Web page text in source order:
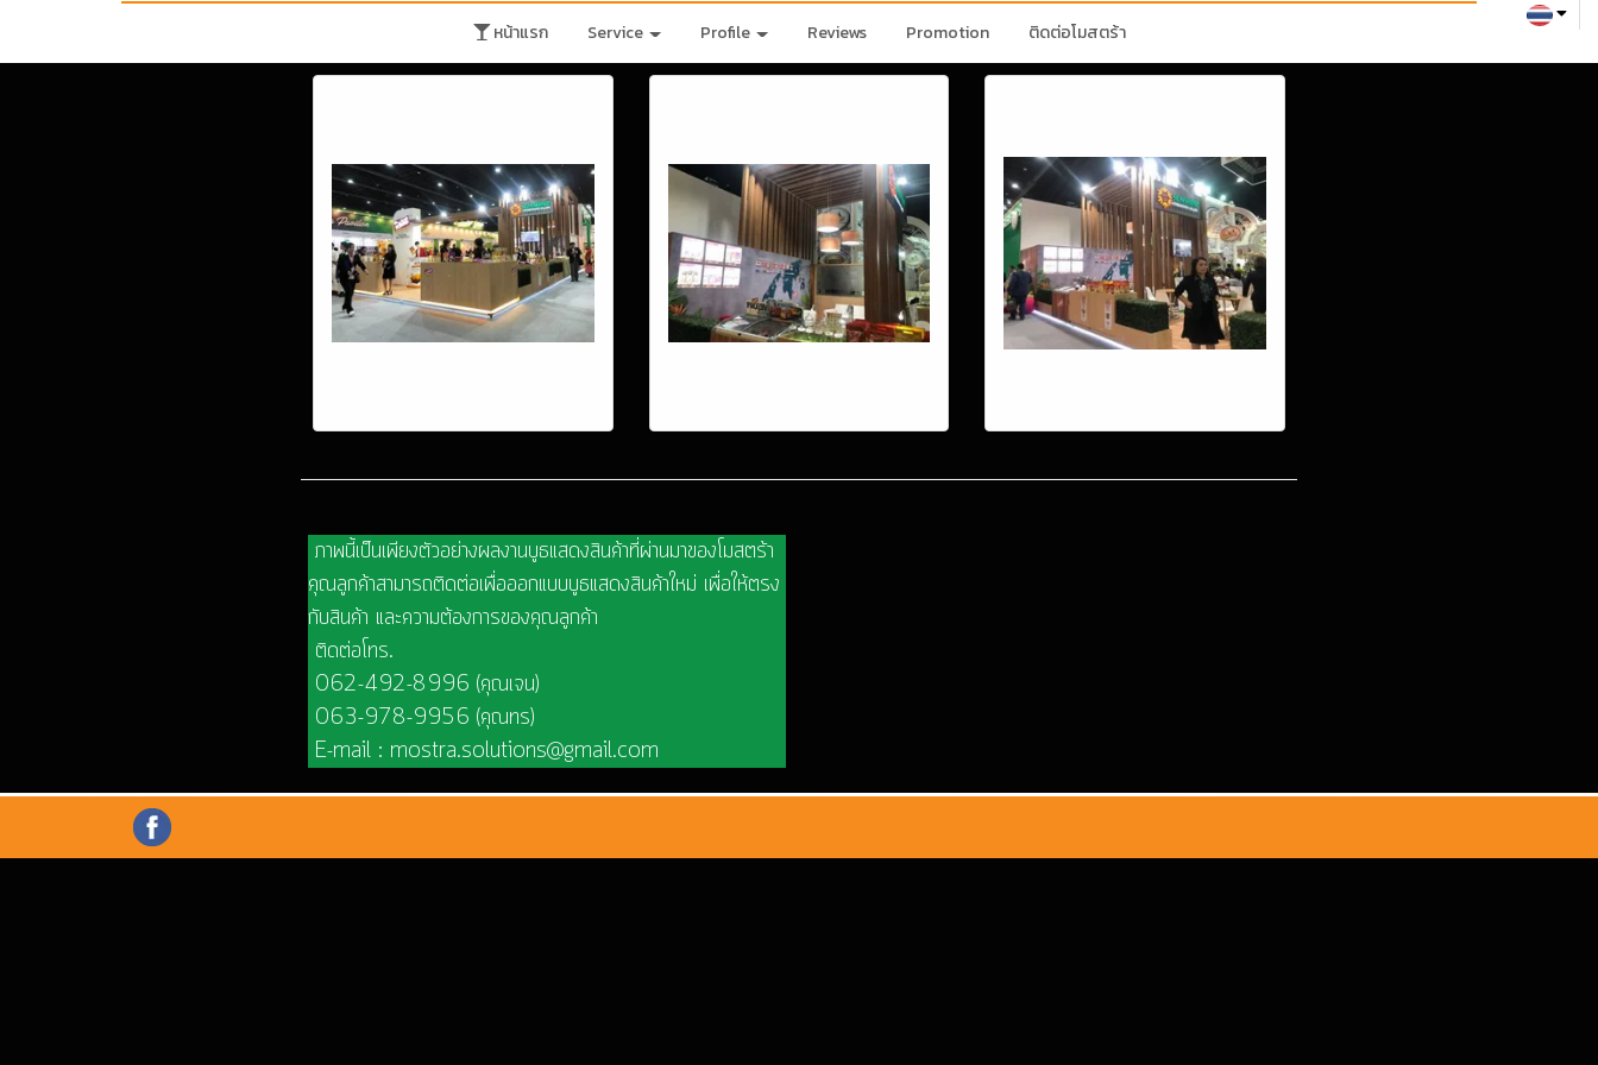
หน้าแรก Service Profile Reviews Promotion ติดต่อโมสตร้า
ภาพนี้เป็นเพียงตัวอย่างผลงานบูธแสดงสินค้าที่ผ่านมาของโมสตร้า
คุณลูกค้าสามารถติดต่อเพื่อออกแบบบูธแสดงสินค้าใหม่ เพื่อให้ตรง
กับสินค้า และความต้องการของคุณลูกค้า
ติดต่อโทร.
062-492-8996 (คุณเจน)
063-978-9956 (คุณทร)
E-mail : mostra.solutions@gmail.com